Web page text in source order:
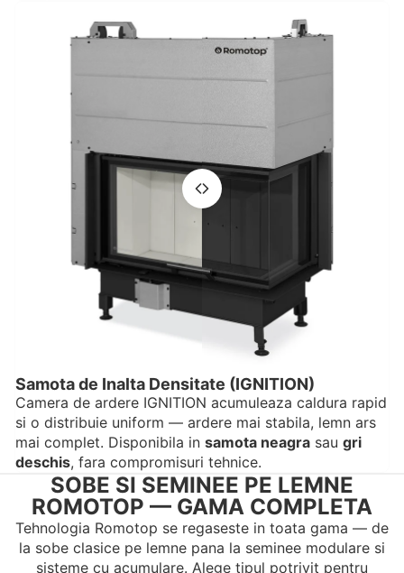
Samota de Inalta Densitate (IGNITION)
Camera de ardere IGNITION acumuleaza caldura rapid
si o distribuie uniform — ardere mai stabila, lemn ars
mai complet. Disponibila in samota neagra sau gri
deschis, fara compromisuri tehnice.
SOBE SI SEMINEE PE LEMNE
ROMOTOP — GAMA COMPLETA
Tehnologia Romotop se regaseste in toata gama — de
la sobe clasice pe lemne pana la seminee modulare si
sisteme cu acumulare. Alege tipul potrivit pentru